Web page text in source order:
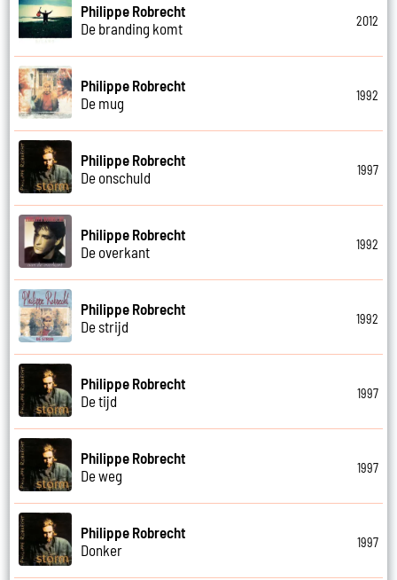
Philippe Robrecht
De branding komt
2012
Philippe Robrecht
De mug
1992
Philippe Robrecht
De onschuld
1997
Philippe Robrecht
De overkant
1992
Philippe Robrecht
De strijd
1992
Philippe Robrecht
De tijd
1997
Philippe Robrecht
De weg
1997
Philippe Robrecht
Donker
1997